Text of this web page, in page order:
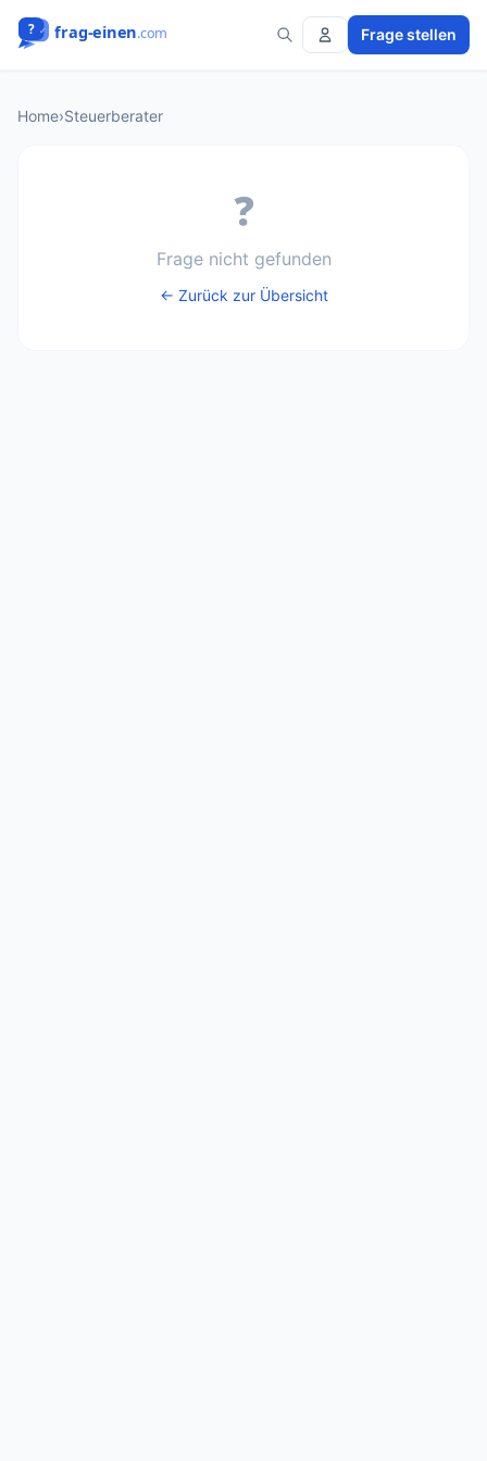
Frage stellen
Home›Steuerberater
❓
Frage nicht gefunden
← Zurück zur Übersicht